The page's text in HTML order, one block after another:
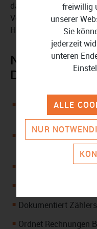
das Jahr 2026
Verbrauchswerte, und
Handumdrehen
Download in
Hilft bei der
Heizkosten
Geeignet für
Liefert vorangelegte
Dokumentiert
Ordnet Rechnungen
freiwillig
unserer
Sie
jederzeit
unteren
NUR
ALLE